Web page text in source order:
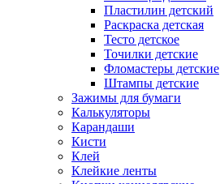
Пластилин детский
Раскраска детская
Тесто детское
Точилки детские
Фломастеры детские
Штампы детские
Зажимы для бумаги
Калькуляторы
Карандаши
Кисти
Клей
Клейкие ленты